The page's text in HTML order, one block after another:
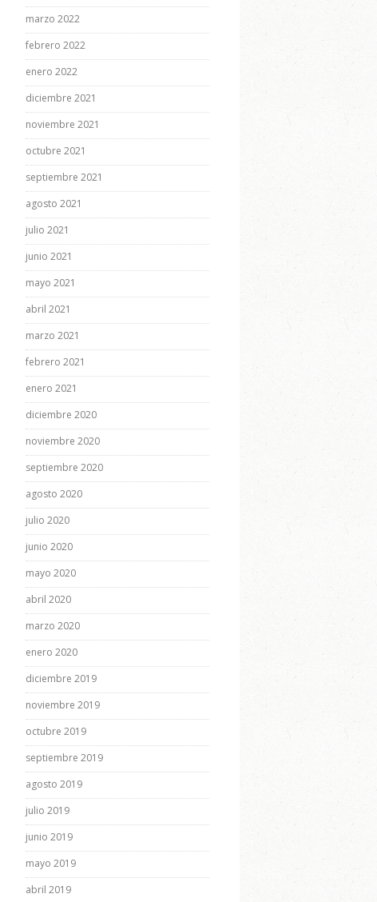
marzo 2022
febrero 2022
enero 2022
diciembre 2021
noviembre 2021
octubre 2021
septiembre 2021
agosto 2021
julio 2021
junio 2021
mayo 2021
abril 2021
marzo 2021
febrero 2021
enero 2021
diciembre 2020
noviembre 2020
septiembre 2020
agosto 2020
julio 2020
junio 2020
mayo 2020
abril 2020
marzo 2020
enero 2020
diciembre 2019
noviembre 2019
octubre 2019
septiembre 2019
agosto 2019
julio 2019
junio 2019
mayo 2019
abril 2019